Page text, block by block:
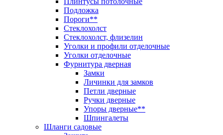
Подложка
Пороги**
Стеклохолст
Стеклохолст, флизелин
Уголки и профили отделочные
Уголки отделочные
Фурнитура дверная
Замки
Личинки для замков
Петли дверные
Ручки дверные
Упоры дверные**
Шпингалеты
Шланги садовые